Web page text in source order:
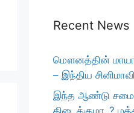
Recent News
மௌனத்தின்
– இந்திய
இந்த ஆண்டு
கிடைக்குமா..?